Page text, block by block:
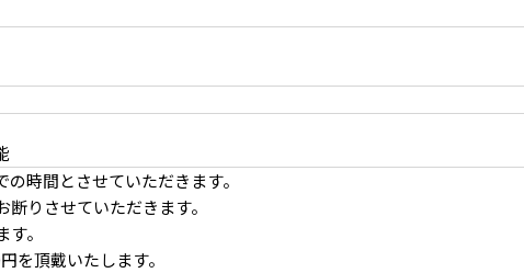
時間とさせていただきます。
りさせていただきます。
。
を頂戴いたします。